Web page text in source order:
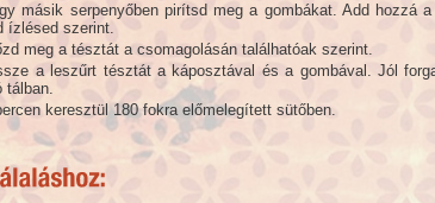
másik serpenyőben pirítsd meg a gombákat. Add hozzá
ízlésed szerint.
meg a tésztát a csomagolásán találhatóak szerint.
a leszűrt tésztát a káposztával és a gombával. Jól
tálban.
keresztül 180 fokra előmelegített sütőben.